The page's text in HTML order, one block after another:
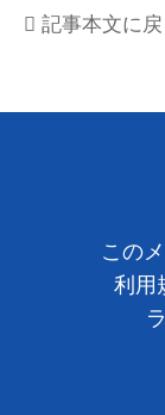
プラ
記事本文に戻
この
利用